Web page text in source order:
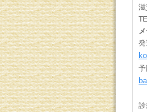
発
予
診